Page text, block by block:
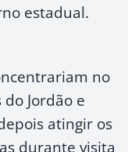
estadual.
no
Jordão e
atingir os
durante visita